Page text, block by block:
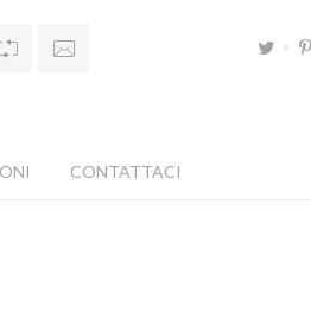
CONTATTACI